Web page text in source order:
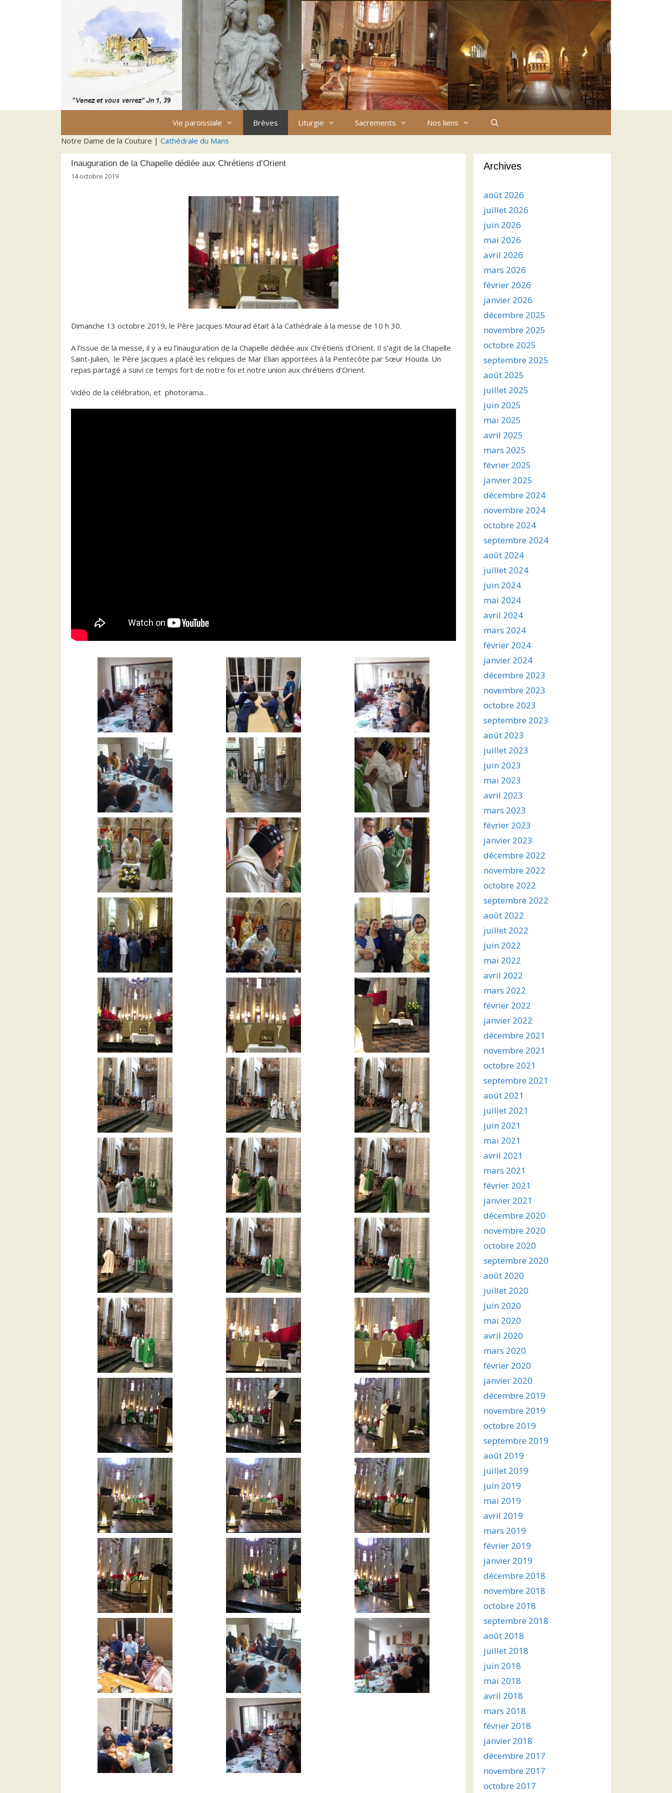
Vie paroissiale Brèves Liturgie Sacrements
Nos liens
Notre Dame de la Couture | Cathédrale du Mans
Inauguration de la Chapelle dédiée aux Chrétiens d’Orient
14 octobre 2019
Dimanche 13 octobre 2019, le Père Jacques Mourad était à la Cathédrale à la messe de 10 h 30.
A l’issue de la messe, il y a eu l’inauguration de la Chapelle dédiée aux Chrétiens d’Orient. Il s’agit de la Chapelle
Saint-Julien, le Père Jacques a placé les reliques de Mar Elian apportées à la Pentecôte par Sœur Houda. Un
repas partagé a suivi ce temps fort de notre foi et notre union aux chrétiens d’Orient.
Vidéo de la célébration, et photorama…
Archives
août 2026
juillet 2026
juin 2026
mai 2026
avril 2026
mars 2026
février 2026
janvier 2026
décembre 2025
novembre 2025
octobre 2025
septembre 2025
août 2025
juillet 2025
juin 2025
mai 2025
avril 2025
mars 2025
février 2025
janvier 2025
décembre 2024
novembre 2024
octobre 2024
septembre 2024
août 2024
juillet 2024
juin 2024
mai 2024
avril 2024
mars 2024
février 2024
janvier 2024
décembre 2023
novembre 2023
octobre 2023
septembre 2023
août 2023
juillet 2023
juin 2023
mai 2023
avril 2023
mars 2023
février 2023
janvier 2023
décembre 2022
novembre 2022
octobre 2022
septembre 2022
août 2022
juillet 2022
juin 2022
mai 2022
avril 2022
mars 2022
février 2022
janvier 2022
décembre 2021
novembre 2021
octobre 2021
septembre 2021
août 2021
juillet 2021
juin 2021
mai 2021
avril 2021
mars 2021
février 2021
janvier 2021
décembre 2020
novembre 2020
octobre 2020
septembre 2020
août 2020
juillet 2020
juin 2020
mai 2020
avril 2020
mars 2020
février 2020
janvier 2020
décembre 2019
novembre 2019
octobre 2019
septembre 2019
août 2019
juillet 2019
juin 2019
mai 2019
avril 2019
mars 2019
février 2019
janvier 2019
décembre 2018
novembre 2018
octobre 2018
septembre 2018
août 2018
juillet 2018
juin 2018
mai 2018
avril 2018
mars 2018
février 2018
janvier 2018
décembre 2017
novembre 2017
octobre 2017